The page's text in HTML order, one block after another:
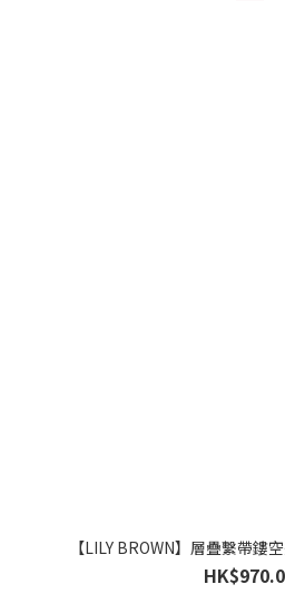
【LILY BROWN】層疊繫帶鏤